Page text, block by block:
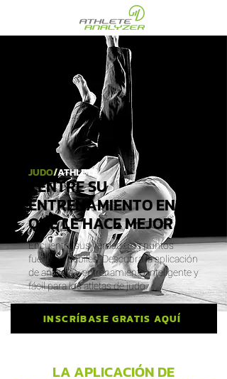
JUDO/ATHLETE
CENTRE SU
ENTRENAMIENTO EN LO
QUE LE HACE MEJOR
Encuentre sus verdaderos puntos
fuertes y débiles. Descubra la aplicación
de análisis y entrenamiento inteligente y
fácil para los atletas de judo.
INSCRÍBASE GRATIS AQUÍ
LA APLICACIÓN DE